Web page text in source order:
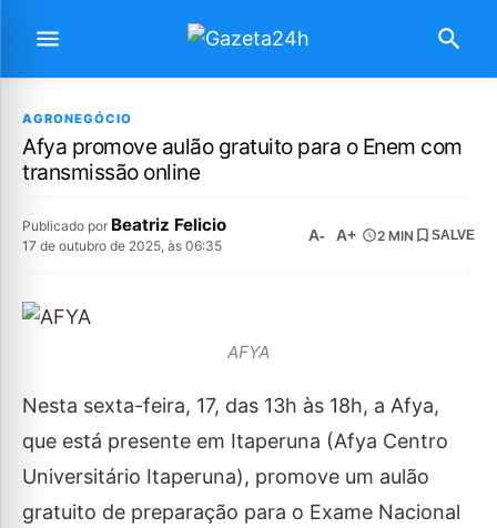
AGRONEGÓCIO
Afya promove aulão gratuito para o Enem com
transmissão online
Publicado por Beatriz Felicio
17 de outubro de 2025, às 06:35
A- A+ 2 MIN SALVE
AFYA
Nesta sexta-feira, 17, das 13h às 18h, a Afya,
que está presente em Itaperuna (Afya Centro
Universitário Itaperuna), promove um aulão
gratuito de preparação para o Exame Nacional